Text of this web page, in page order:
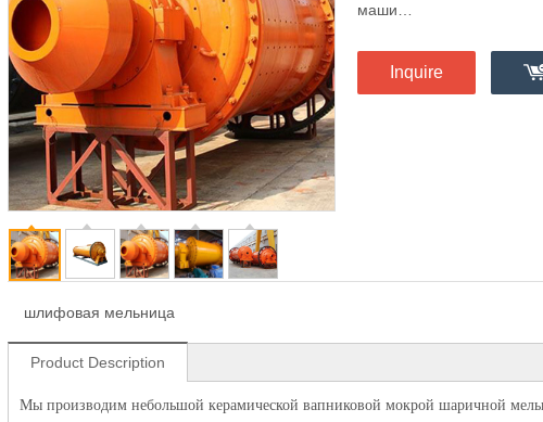
маши…
Inquire
шлифовая мельница
Product Description
Мы производим небольшой керамической вапниковой мокрой шаричной